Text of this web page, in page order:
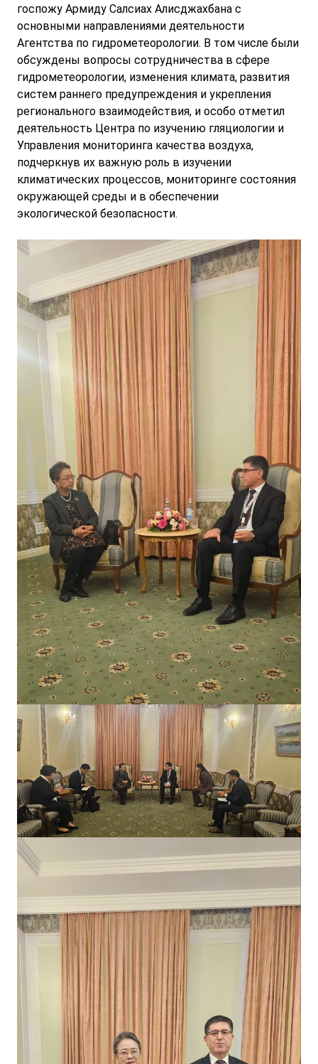
госпожу Армиду Салсиах Алисджахбана с
основными направлениями деятельности
Агентства по гидрометеорологии. В том числе были
обсуждены вопросы сотрудничества в сфере
гидрометеорологии, изменения климата, развития
систем раннего предупреждения и укрепления
регионального взаимодействия, и особо отметил
деятельность Центра по изучению гляциологии и
Управления мониторинга качества воздуха,
подчеркнув их важную роль в изучении
климатических процессов, мониторинге состояния
окружающей среды и в обеспечении
экологической безопасности.